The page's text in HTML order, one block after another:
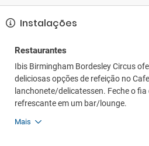
Instalações
Restaurantes
Ibis Birmingham Bordesley Circus
deliciosas opções de refeição no
lanchonete/delicatessen. Feche o
refrescante em um bar/lounge.
Mais